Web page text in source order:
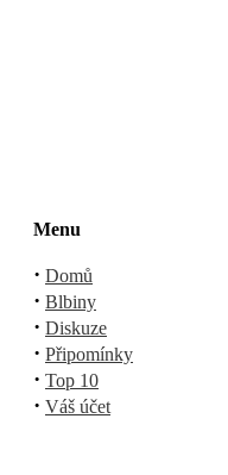
Menu
· Domů
· Blbiny
· Diskuze
· Připomínky
· Top 10
· Váš účet